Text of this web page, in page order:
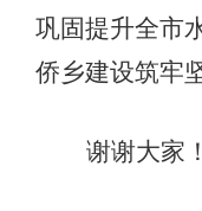
巩固提升全市
侨乡建设筑牢
谢谢大家！